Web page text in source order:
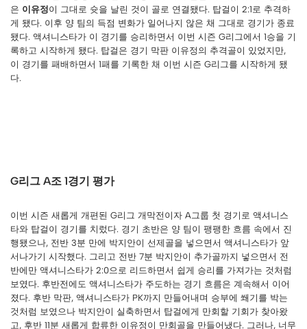
은 이유정이 그대로 슛을 날린 것이 골로 연결됐다. 탑걸이 2:1로 추격하
게 됐다. 이후 양 팀의 득점 변화가 일어나지 않은 채 그대로 경기가 종료
됐다. 액셔니스타가 이 경기를 승리하면서 이번 시즌 G리그에서 1승을 기
록하고 시작하게 됐다. 탑걸은 경기 막판 이유정의 추격골이 있었지만,
이 경기를 패배하면서 1패를 기록한 채 이번 시즌 G리그를 시작하게 됐
다.
G리그 A조 1경기 평가
이번 시즌 새롭게 개편된 G리그 개막전이자 A그룹 첫 경기로 액셔니스
타와 탑걸이 경기를 치렀다. 경기 초반은 양 팀이 팽팽한 흐름 속에서 진
행됐으나, 전반 3분 만에 박지안이 선제골을 넣으면서 액셔니스타가 앞
서나가기 시작했다. 그리고 전반 7분 박지안이 추가골까지 넣으면서 전
반에만 액셔니스타가 2:0으로 리드하면서 쉽게 승리를 가져가는 것처럼
보였다. 후반전에도 액셔니스타가 주도하는 경기 흐름은 계속해서 이어
졌다. 후반 막판, 액셔니스타가 PK까지 만들어내며 승부에 쐐기를 박는
것처럼 보였으나 박지안이 실축하면서 탑걸에게 만회할 기회가 찾아왔
고, 후반 11분 새롭게 합류한 이유정이 만회골을 만들어냈다. 그러나, 너무